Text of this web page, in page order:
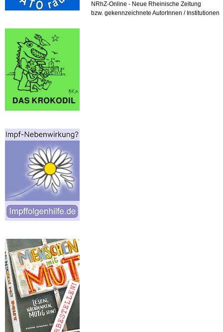
NRhZ-Online - Neue Rheinische Zeitung
bzw. gekennzeichnete AutorInnen / Institutionen